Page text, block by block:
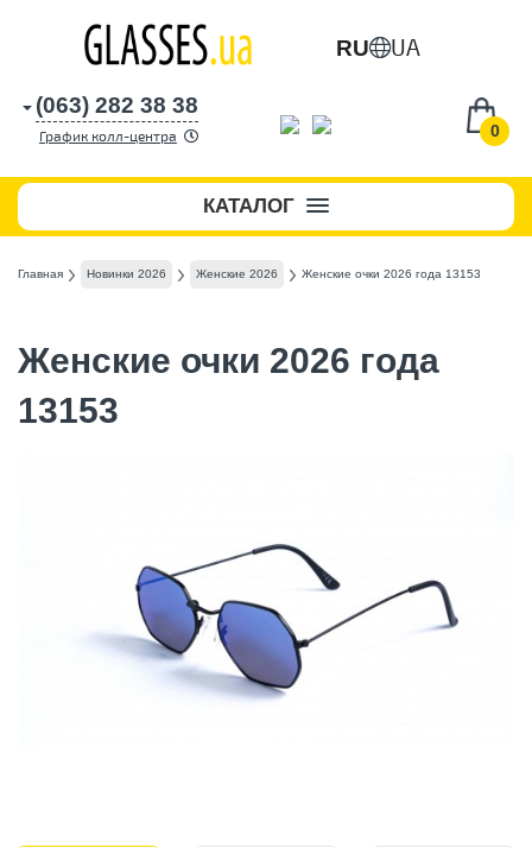
RU UA
0
(063) 282 38 38
График колл-центра
КАТАЛОГ
Главная Новинки 2026 Женские 2026 Женские очки 2026 года 13153
Женские очки 2026 года
13153